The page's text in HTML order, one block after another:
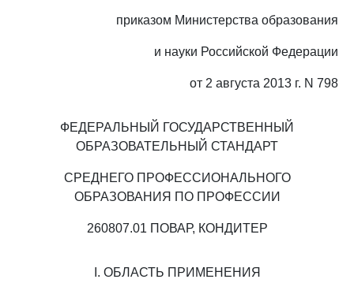
приказом Министерства образования
и науки Российской Федерации
от 2 августа 2013 г. N 798
ФЕДЕРАЛЬНЫЙ ГОСУДАРСТВЕННЫЙ
ОБРАЗОВАТЕЛЬНЫЙ СТАНДАРТ
СРЕДНЕГО ПРОФЕССИОНАЛЬНОГО
ОБРАЗОВАНИЯ ПО ПРОФЕССИИ
260807.01 ПОВАР, КОНДИТЕР
I. ОБЛАСТЬ ПРИМЕНЕНИЯ